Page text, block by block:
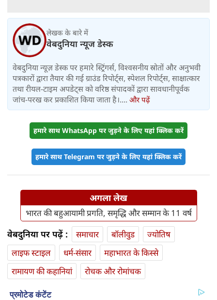
लेखक के बारे में
वेबदुनिया न्यूज डेस्क
वेबदुनिया न्यूज़ डेस्क पर हमारे स्ट्रिंगर्स, विश्वसनीय स्रोतों और अनुभवी
पत्रकारों द्वारा तैयार की गई ग्राउंड रिपोर्ट्स, स्पेशल रिपोर्ट्स, साक्षात्कार
तथा रीयल-टाइम अपडेट्स को वरिष्ठ संपादकों द्वारा सावधानीपूर्वक
जांच-परख कर प्रकाशित किया जाता है।.... और पढ़ें
हमारे साथ WhatsApp पर जुड़ने के लिए यहां क्लिक करें
हमारे साथ Telegram पर जुड़ने के लिए यहां क्लिक करें
अगला लेख
भारत की बहुआयामी प्रगति, समृद्धि और सम्मान के 11 वर्ष
वेबदुनिया पर पढ़ें : समाचार बॉलीवुड
ज्योतिष
लाइफ स्‍टाइल
धर्म-संसार
महाभारत के किस्से
रामायण की कहानियां
रोचक और रोमांचक